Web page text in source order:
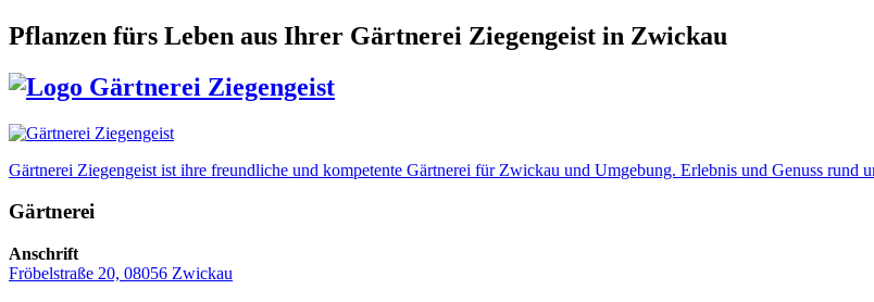
Pflanzen fürs Leben aus Ihrer Gärtnerei Ziegengeist in Zwickau
Gärtnerei Ziegengeist ist ihre freundliche und kompetente Gärtnerei für Zwickau und Umgebung. Erlebnis und Genuss rund
Gärtnerei
Anschrift
Fröbelstraße 20, 08056 Zwickau